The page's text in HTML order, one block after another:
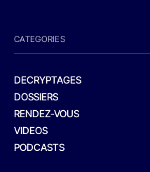
CATEGORIES
DECRYPTAGES
DOSSIERS
RENDEZ-VOUS
VIDEOS
PODCASTS